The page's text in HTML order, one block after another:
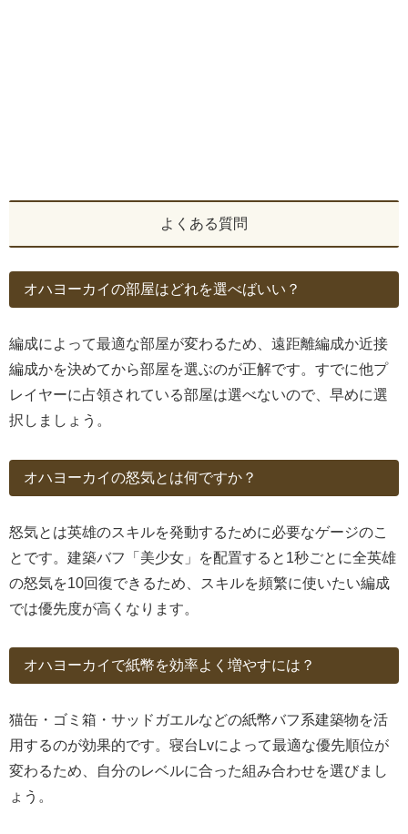
よくある質問
オハヨーカイの部屋はどれを選べばいい？
編成によって最適な部屋が変わるため、遠距離編成か近接
編成かを決めてから部屋を選ぶのが正解です。すでに他プ
レイヤーに占領されている部屋は選べないので、早めに選
択しましょう。
オハヨーカイの怒気とは何ですか？
怒気とは英雄のスキルを発動するために必要なゲージのこ
とです。建築バフ「美少女」を配置すると1秒ごとに全英雄
の怒気を10回復できるため、スキルを頻繁に使いたい編成
では優先度が高くなります。
オハヨーカイで紙幣を効率よく増やすには？
猫缶・ゴミ箱・サッドガエルなどの紙幣バフ系建築物を活
用するのが効果的です。寝台Lvによって最適な優先順位が
変わるため、自分のレベルに合った組み合わせを選びまし
ょう。